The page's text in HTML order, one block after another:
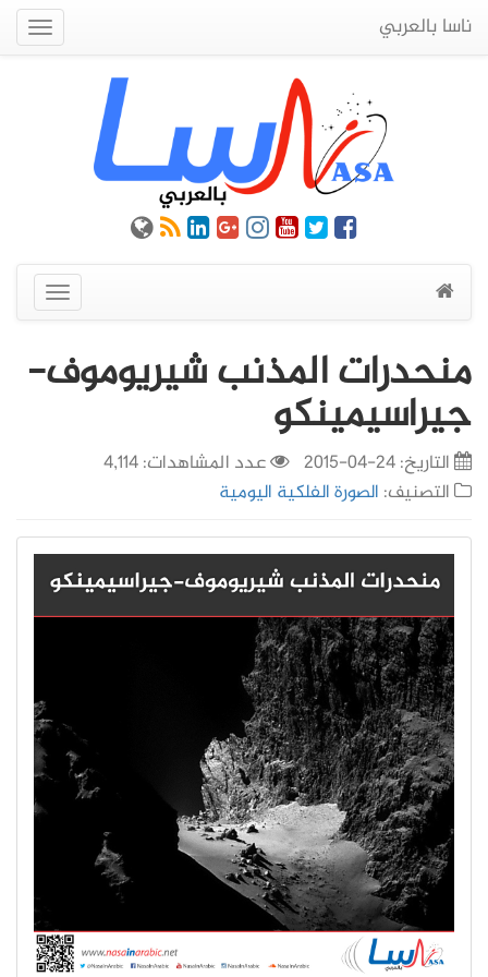
ناسا بالعربي
عرض
القائمة
منحدرات المذنب شيريوموف-
جيراسيمينكو
التاريخ:24-04-2015
عدد المشاهدات: 4,114
التصنيف: الصورة الفلكية اليومية